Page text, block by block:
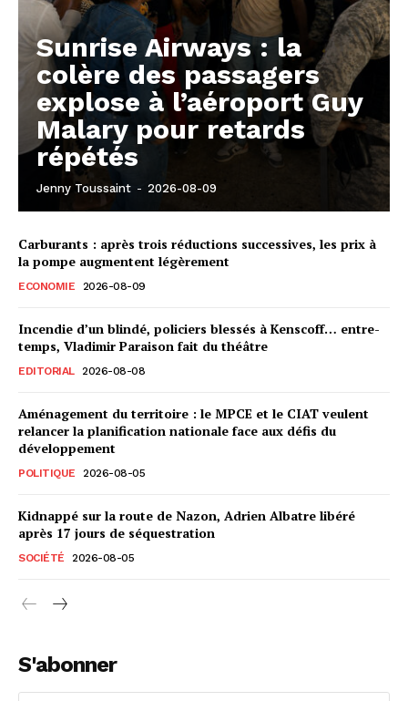
Sunrise Airways : la
colère des passagers
explose à l’aéroport Guy
Malary pour retards
répétés
Jenny Toussaint - 2026-08-09
Carburants : après trois réductions successives, les prix à
la pompe augmentent légèrement
ECONOMIE 2026-08-09
Incendie d’un blindé, policiers blessés à Kenscoff… entre-
temps, Vladimir Paraison fait du théâtre
EDITORIAL 2026-08-08
Aménagement du territoire : le MPCE et le CIAT veulent
relancer la planification nationale face aux défis du
développement
POLITIQUE 2026-08-05
Kidnappé sur la route de Nazon, Adrien Albatre libéré
après 17 jours de séquestration
SOCIÉTÉ 2026-08-05
S'abonner